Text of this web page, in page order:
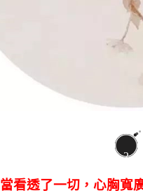
2
當看透了一切，心胸寬